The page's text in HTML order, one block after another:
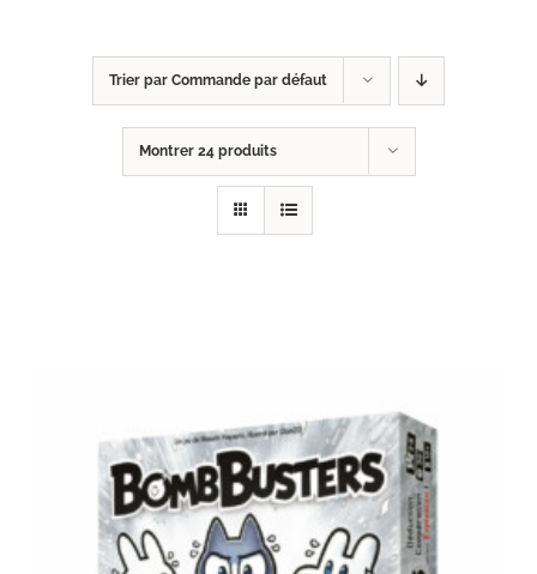
Trier par Commande par défaut
Montrer 24 produits